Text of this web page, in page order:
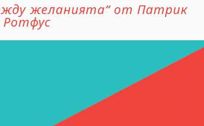
желанията“ от Патрик
Ротфус